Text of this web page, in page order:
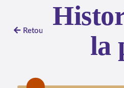
Retour
la